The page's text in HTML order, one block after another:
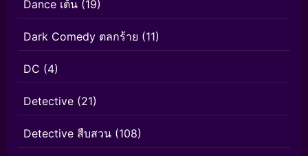
Dance เต้น (19)
Dark Comedy ตลกร้าย (11)
DC (4)
Detective (21)
Detective สืบสวน (108)